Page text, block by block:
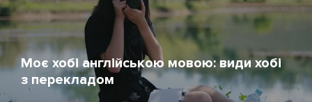
Моє хобі англійською мовою: види хобі
з перекладом